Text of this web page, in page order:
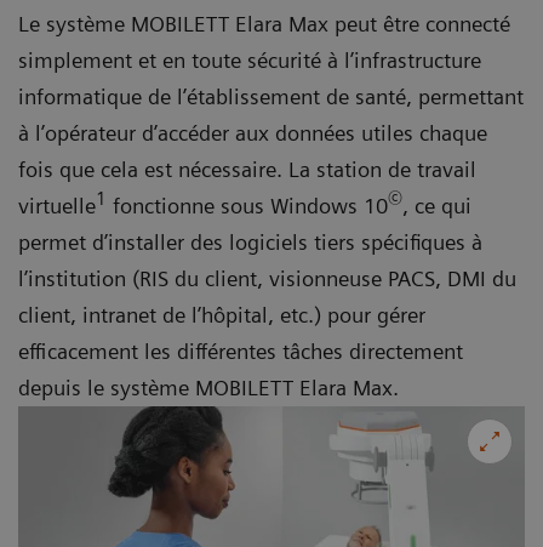
Le système MOBILETT Elara Max peut être connecté
simplement et en toute sécurité à l’infrastructure
informatique de l’établissement de santé, permettant
à l’opérateur d’accéder aux données utiles chaque
fois que cela est nécessaire. La station de travail
virtuelle1 fonctionne sous Windows 10©, ce qui
permet d’installer des logiciels tiers spécifiques à
l’institution (RIS du client, visionneuse PACS, DMI du
client, intranet de l’hôpital, etc.) pour gérer
efficacement les différentes tâches directement
depuis le système MOBILETT Elara Max.